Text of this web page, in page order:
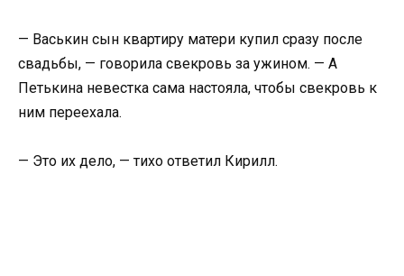
— Васькин сын квартиру матери купил сразу после
свадьбы, — говорила свекровь за ужином. — А
Петькина невестка сама настояла, чтобы свекровь к
ним переехала.
— Это их дело, — тихо ответил Кирилл.